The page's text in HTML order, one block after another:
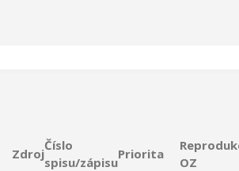
Zdroj
Číslo
spisu/zápisu
Priorita
OZ